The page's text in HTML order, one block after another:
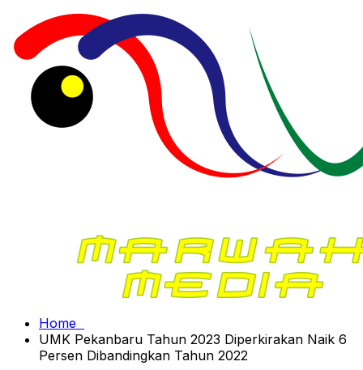
Home
UMK Pekanbaru Tahun 2023 Diperkirakan Naik 6
Persen Dibandingkan Tahun 2022